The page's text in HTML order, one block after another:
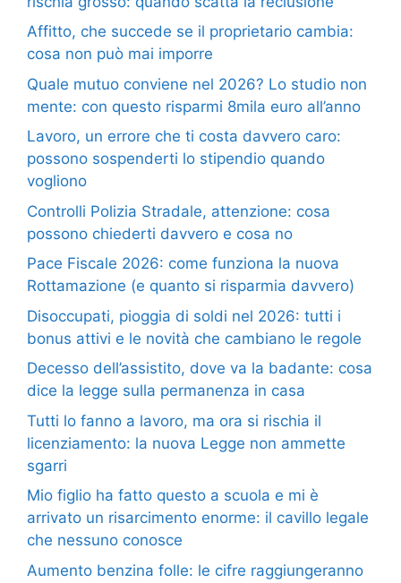
Affitto, che succede se il proprietario cambia:
cosa non può mai imporre
Quale mutuo conviene nel 2026? Lo studio non
mente: con questo risparmi 8mila euro all’anno
Lavoro, un errore che ti costa davvero caro:
possono sospenderti lo stipendio quando
vogliono
Controlli Polizia Stradale, attenzione: cosa
possono chiederti davvero e cosa no
Pace Fiscale 2026: come funziona la nuova
Rottamazione (e quanto si risparmia davvero)
Disoccupati, pioggia di soldi nel 2026: tutti i
bonus attivi e le novità che cambiano le regole
Decesso dell’assistito, dove va la badante: cosa
dice la legge sulla permanenza in casa
Tutti lo fanno a lavoro, ma ora si rischia il
licenziamento: la nuova Legge non ammette
sgarri
Mio figlio ha fatto questo a scuola e mi è
arrivato un risarcimento enorme: il cavillo legale
che nessuno conosce
Aumento benzina folle: le cifre raggiungeranno